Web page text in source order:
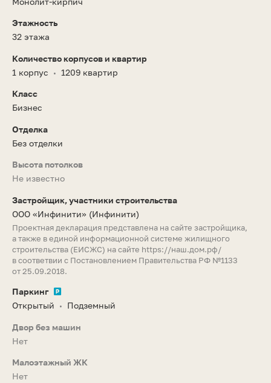
Этажность
32 этажа
Количество корпусов и квартир
1 корпус
• 1209 квартир
Класс
Бизнес
Отделка
Без отделки
Высота потолков
Не известно
Застройщик, участники строительства
ООО «Инфинити» (Инфинити)
Проектная декларация представлена на сайте застройщика,
а также в единой информационной системе жилищного
строительства (ЕИСЖС) на сайте https://наш.дом.рф/
в соответвии с Постановлением Правительства РФ №1133
от 25.09.2018.
Паркинг
Открытый
• Подземный
Двор без машин
Нет
Малоэтажный ЖК
Нет